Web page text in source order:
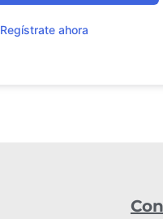
Regístrate ahora